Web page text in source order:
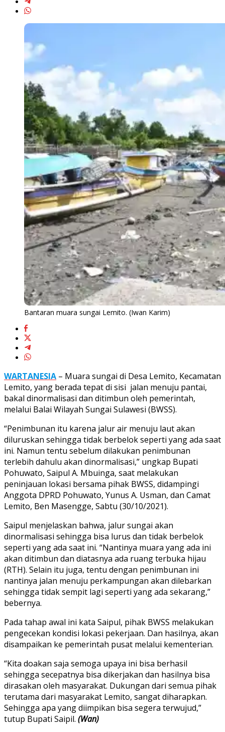
Bantaran muara sungai Lemito. (Iwan Karim)
WARTANESIA – Muara sungai di Desa Lemito, Kecamatan
Lemito, yang berada tepat di sisi jalan menuju pantai,
bakal dinormalisasi dan ditimbun oleh pemerintah,
melalui Balai Wilayah Sungai Sulawesi (BWSS).
“Penimbunan itu karena jalur air menuju laut akan
diluruskan sehingga tidak berbelok seperti yang ada saat
ini. Namun tentu sebelum dilakukan penimbunan
terlebih dahulu akan dinormalisasi,” ungkap Bupati
Pohuwato, Saipul A. Mbuinga, saat melakukan
peninjauan lokasi bersama pihak BWSS, didampingi
Anggota DPRD Pohuwato, Yunus A. Usman, dan Camat
Lemito, Ben Masengge, Sabtu (30/10/2021).
Saipul menjelaskan bahwa, jalur sungai akan
dinormalisasi sehingga bisa lurus dan tidak berbelok
seperti yang ada saat ini. “Nantinya muara yang ada ini
akan ditimbun dan diatasnya ada ruang terbuka hijau
(RTH). Selain itu juga, tentu dengan penimbunan ini
nantinya jalan menuju perkampungan akan dilebarkan
sehingga tidak sempit lagi seperti yang ada sekarang,”
bebernya.
Pada tahap awal ini kata Saipul, pihak BWSS melakukan
pengecekan kondisi lokasi pekerjaan. Dan hasilnya, akan
disampaikan ke pemerintah pusat melalui kementerian.
“Kita doakan saja semoga upaya ini bisa berhasil
sehingga secepatnya bisa dikerjakan dan hasilnya bisa
dirasakan oleh masyarakat. Dukungan dari semua pihak
terutama dari masyarakat Lemito, sangat diharapkan.
Sehingga apa yang diimpikan bisa segera terwujud,”
tutup Bupati Saipil. (Wan)